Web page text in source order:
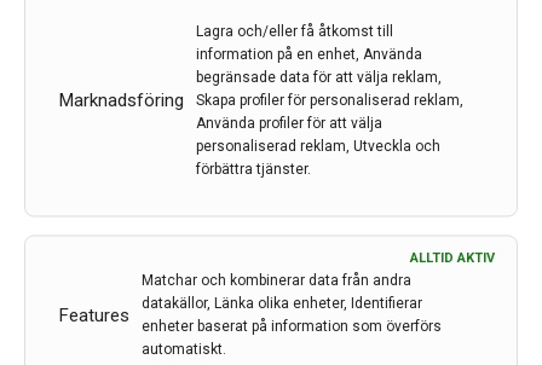
Marknadsföring
Lagra och/eller få åtkomst till
information på en enhet, Använda
begränsade data för att välja reklam,
Skapa profiler för personaliserad reklam,
Använda profiler för att välja
personaliserad reklam, Utveckla och
förbättra tjänster.
Features
ALLTID AKTIV
Matchar och kombinerar data från andra
datakällor, Länka olika enheter, Identifierar
enheter baserat på information som överförs
automatiskt.
Migrän triptaner
För att medicin mot migrän ska vara effektiv är det
viktigt att den aktiva substansen omedelbart kommer
ut i blodet. De piller som idag finns på marknaden
tror sig kunna runda detta via en genväg i munnen.
LÄS MER...